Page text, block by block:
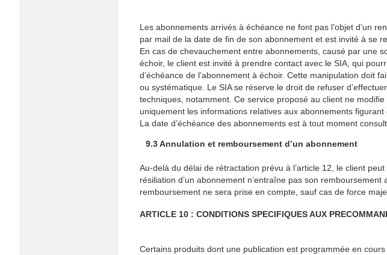
Les abonnements arrivés à échéance ne font pas l’objet d’un
par mail de la date de fin de son abonnement et est invité à se
En cas de chevauchement entre abonnements, causé par une
échoir, le client est invité à prendre contact avec le SIA, qui
d’échéance de l’abonnement à échoir. Cette manipulation doit
ou systématique. Le SIA se réserve le droit de refuser
techniques, notamment. Ce service proposé au client ne
uniquement les informations relatives aux abonnements figurant
La date d’échéance des abonnements est à tout moment
9.3 Annulation et remboursement d’un abonnement
Au-delà du délai de rétractation prévu à l’article 12, le client
résiliation d’un abonnement n’entraîne pas son
remboursement ne sera prise en compte, sauf cas de force
ARTICLE 10 : CONDITIONS SPECIFIQUES AUX
Certains produits dont une publication est programmée en cours